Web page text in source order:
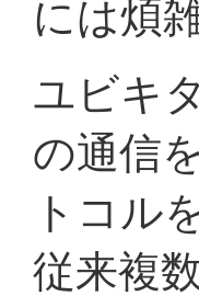
には煩
ユビキ
の通信
トコル
従来複